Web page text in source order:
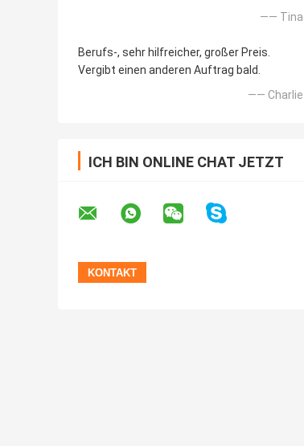
—— Tina
Berufs-, sehr hilfreicher, großer Preis.
Vergibt einen anderen Auftrag bald.
—— Charlie
ICH BIN ONLINE CHAT JETZT